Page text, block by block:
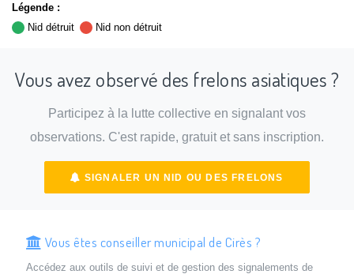
Légende :
Nid détruit
Nid non détruit
Vous avez observé des frelons asiatiques ?
Participez à la lutte collective en signalant vos
observations. C'est rapide, gratuit et sans inscription.
SIGNALER UN NID OU DES FRELONS
Vous êtes conseiller municipal de Cirès ?
Accédez aux outils de suivi et de gestion des signalements de